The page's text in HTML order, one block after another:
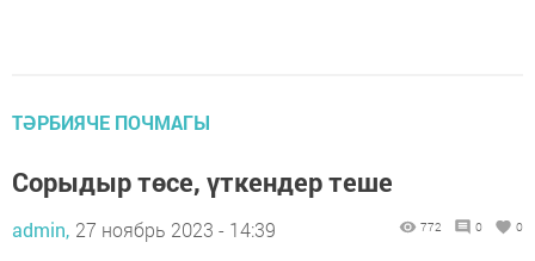
ТӘРБИЯЧЕ ПОЧМАГЫ
Сорыдыр төсе, үткендер теше
admin, 27 ноябрь 2023 - 14:39 772 0 0